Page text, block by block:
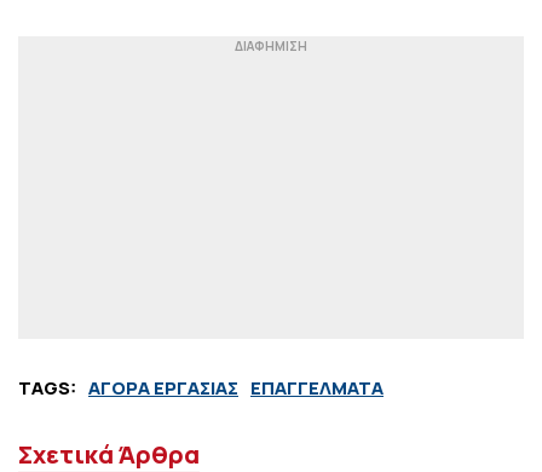
TAGS: ΑΓΟΡΑ ΕΡΓΑΣΙΑΣ ΕΠΑΓΓΕΛΜΑΤΑ
Σχετικά Άρθρα